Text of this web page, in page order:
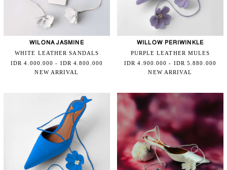
WILONA JASMINE
WHITE LEATHER SANDALS
IDR 4.000.000 - IDR 4.800.000
NEW ARRIVAL
WILLOW PERIWINKLE
PURPLE LEATHER MULES
IDR 4.900.000 - IDR 5.880.000
NEW ARRIVAL